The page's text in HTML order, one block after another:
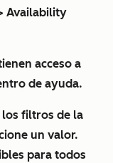
Availability
acceso a
de ayuda.
filtros de la
un valor.
para todos